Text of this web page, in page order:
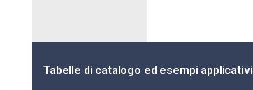
Tabelle di catalogo ed esempi applicativi